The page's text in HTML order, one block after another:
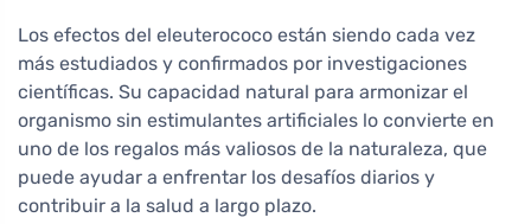
Los efectos del eleuterococo están siendo cada vez
más estudiados y confirmados por investigaciones
científicas. Su capacidad natural para armonizar el
organismo sin estimulantes artificiales lo convierte en
uno de los regalos más valiosos de la naturaleza, que
puede ayudar a enfrentar los desafíos diarios y
contribuir a la salud a largo plazo.